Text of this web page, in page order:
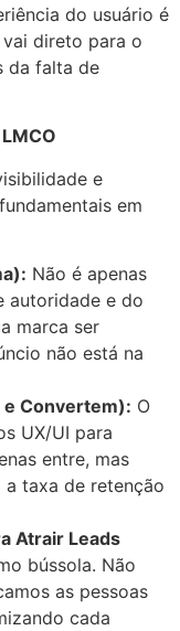
do usuário é
direto para o
da falta de
e
em
Não é apenas
autoridade e do
marca ser
não está na
e Convertem): O
UX/UI para
entre, mas
taxa de retenção
Atrair Leads
bússola. Não
as pessoas
cada